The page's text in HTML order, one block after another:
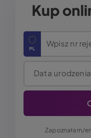
Kup
Wpisz nr
Data
Zapoznałam/